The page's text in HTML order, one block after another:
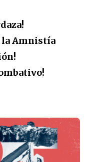
la Amnistía